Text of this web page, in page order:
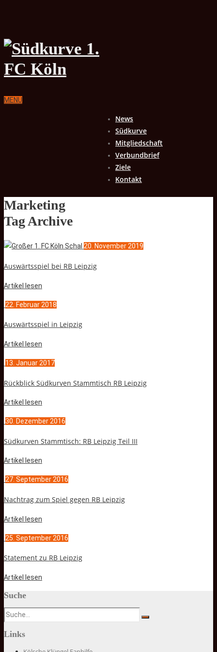
MENU
News
Südkurve
Mitgliedschaft
Verbundbrief
Ziele
Kontakt
Marketing
Tag Archive
20. November 2019
Auswärtsspiel bei RB Leipzig
Artikel lesen
22. Februar 2018
Auswärtsspiel in Leipzig
Artikel lesen
13. Januar 2017
Rückblick Südkurven Stammtisch RB Leipzig
Artikel lesen
30. Dezember 2016
Südkurven Stammtisch: RB Leipzig Teil III
Artikel lesen
27. September 2016
Nachtrag zum Spiel gegen RB Leipzig
Artikel lesen
25. September 2016
Statement zu RB Leipzig
Artikel lesen
Suche
Links